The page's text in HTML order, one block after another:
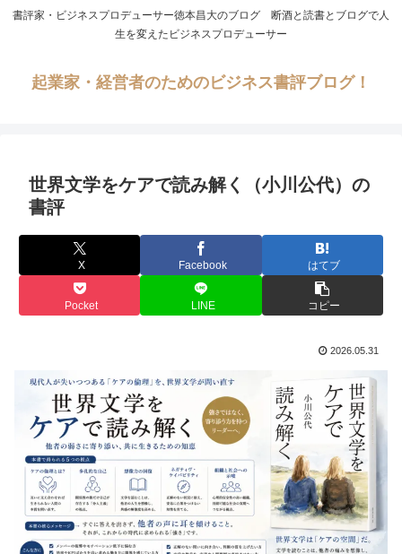
書評家・ビジネスプロデューサー徳本昌大のブログ 断酒と読書とブログで人
生を変えたビジネスプロデューサー
起業家・経営者のためのビジネス書評ブログ！
世界文学をケアで読み解く（小川公代）の
書評
X Facebook はてブ
Pocket LINE コピー
2026.05.31